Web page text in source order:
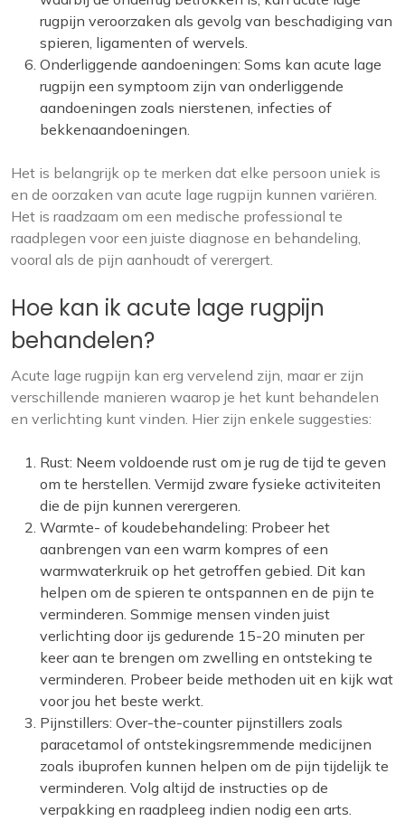
rugpijn veroorzaken als gevolg van beschadiging van
spieren, ligamenten of wervels.
Onderliggende aandoeningen: Soms kan acute lage
rugpijn een symptoom zijn van onderliggende
aandoeningen zoals nierstenen, infecties of
bekkenaandoeningen.
Het is belangrijk op te merken dat elke persoon uniek is
en de oorzaken van acute lage rugpijn kunnen variëren.
Het is raadzaam om een medische professional te
raadplegen voor een juiste diagnose en behandeling,
vooral als de pijn aanhoudt of verergert.
Hoe kan ik acute lage rugpijn
behandelen?
Acute lage rugpijn kan erg vervelend zijn, maar er zijn
verschillende manieren waarop je het kunt behandelen
en verlichting kunt vinden. Hier zijn enkele suggesties:
Rust: Neem voldoende rust om je rug de tijd te geven
om te herstellen. Vermijd zware fysieke activiteiten
die de pijn kunnen verergeren.
Warmte- of koudebehandeling: Probeer het
aanbrengen van een warm kompres of een
warmwaterkruik op het getroffen gebied. Dit kan
helpen om de spieren te ontspannen en de pijn te
verminderen. Sommige mensen vinden juist
verlichting door ijs gedurende 15-20 minuten per
keer aan te brengen om zwelling en ontsteking te
verminderen. Probeer beide methoden uit en kijk wat
voor jou het beste werkt.
Pijnstillers: Over-the-counter pijnstillers zoals
paracetamol of ontstekingsremmende medicijnen
zoals ibuprofen kunnen helpen om de pijn tijdelijk te
verminderen. Volg altijd de instructies op de
verpakking en raadpleeg indien nodig een arts.